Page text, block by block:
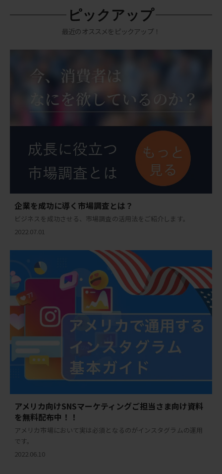
ピックアップ
最近のオススメをピックアップ！
企業を成功に導く市場調査とは？
ビジネスを成功させる、市場調査の活用法をご紹介します。
2022.07.01
アメリカ向けSNSマーケティングご担当さま向け資料
を無料配布中！！
アメリカ市場において実は必須となるのがインスタグラムの運用
です。
2022.06.10